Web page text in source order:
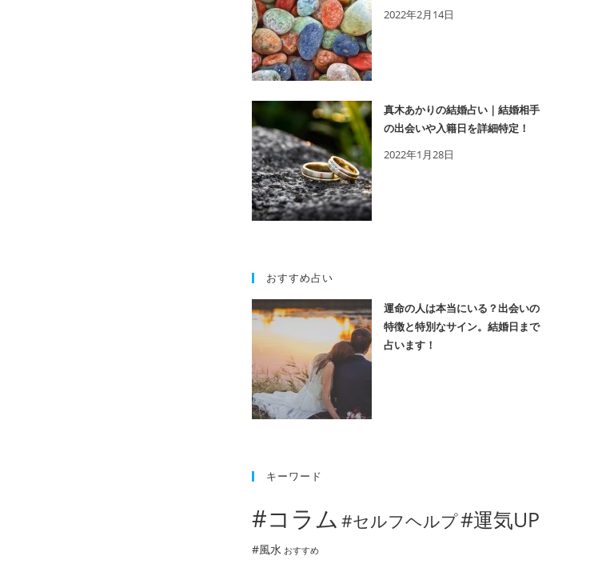
2022年2月14日
真木あかりの結婚占い｜結婚相手
の出会いや入籍日を詳細特定！
2022年1月28日
おすすめ占い
運命の人は本当にいる？出会いの
特徴と特別なサイン。結婚日まで
占います！
キーワード
#コラム #セルフヘルプ#運気UP
#風水 おすすめ